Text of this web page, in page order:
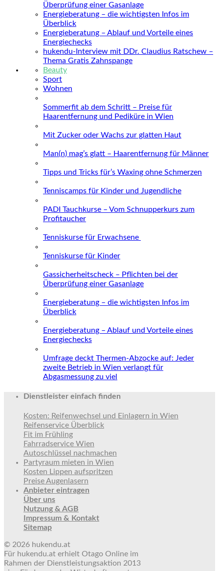
Überprüfung einer Gasanlage
Energieberatung – die wichtigsten Infos im
Überblick
Energieberatung – Ablauf und Vorteile eines
Energiechecks
hukendu-Interview mit DDr. Claudius Ratschew –
Thema Gratis Zahnspange
Beauty
Sport
Wohnen
Sommerfit ab dem Schritt – Preise für
Haarentfernung und Pediküre in Wien
Mit Zucker oder Wachs zur glatten Haut
Man(n) mag’s glatt – Haarentfernung für Männer
Tipps und Tricks für’s Waxing ohne Schmerzen
Tenniscamps für Kinder und Jugendliche
PADI Tauchkurse – Vom Schnupperkurs zum
Profitaucher
Tenniskurse für Erwachsene
Tenniskurse für Kinder
Gassicherheitscheck – Pflichten bei der
Überprüfung einer Gasanlage
Energieberatung – die wichtigsten Infos im
Überblick
Energieberatung – Ablauf und Vorteile eines
Energiechecks
Umfrage deckt Thermen-Abzocke auf: Jeder
zweite Betrieb in Wien verlangt für
Abgasmessung zu viel
Dienstleister einfach finden
Kosten: Reifenwechsel und Einlagern in Wien
Reifenservice Überblick
Fit im Frühling
Fahrradservice Wien
Autoschlüssel nachmachen
Partyraum mieten in Wien
Kosten Lippen aufspritzen
Preise Augenlasern
Anbieter eintragen
Über uns
Nutzung & AGB
Impressum & Kontakt
Sitemap
© 2026 hukendu.at
Für hukendu.at erhielt Otago Online im
Rahmen der Dienstleistungsaktion 2013